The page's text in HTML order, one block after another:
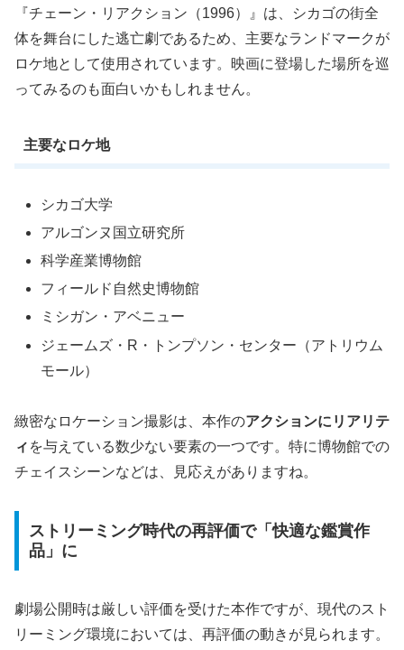
『チェーン・リアクション（1996）』は、シカゴの街全
体を舞台にした逃亡劇であるため、主要なランドマークが
ロケ地として使用されています。映画に登場した場所を巡
ってみるのも面白いかもしれません。
主要なロケ地
シカゴ大学
アルゴンヌ国立研究所
科学産業博物館
フィールド自然史博物館
ミシガン・アベニュー
ジェームズ・R・トンプソン・センター（アトリウム
モール）
緻密なロケーション撮影は、本作のアクションにリアリテ
ィ を与えている数少ない要素の一つです。特に博物館での
チェイスシーンなどは、見応えがありますね。
ストリーミング時代の再評価で「快適な鑑賞作
品」に
劇場公開時は厳しい評価を受けた本作ですが、現代のスト
リーミング環境においては、再評価の動きが見られます。